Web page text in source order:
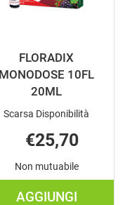
FLORADIX
MONODOSE 10FL
20ML
Scarsa Disponibilità
€25,70
Non mutuabile
AGGIUNGI